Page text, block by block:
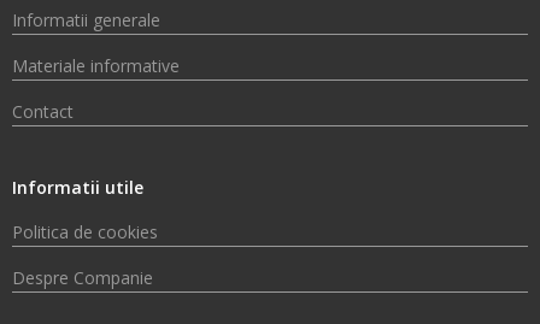
Informatii generale
Materiale informative
Contact
Informatii utile
Politica de cookies
Despre Companie